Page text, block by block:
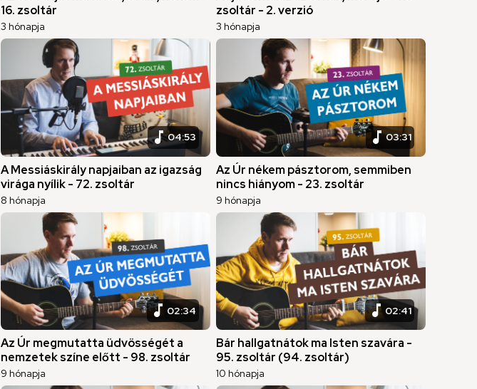
16. zsoltár
3 hónapja
zsoltár - 2. verzió
3 hónapja
music_note04:53
A Messiáskirály napjaiban az igazság
virága nyílik - 72. zsoltár
8 hónapja
music_note03:31
Az Úr nékem pásztorom, semmiben
nincs hiányom - 23. zsoltár
9 hónapja
music_note 02:34
Az Úr megmutatta üdvösségét a
nemzetek színe előtt - 98. zsoltár
9 hónapja
music_note 02:41
Bár hallgatnátok ma Isten szavára -
95. zsoltár (94. zsoltár)
10 hónapja